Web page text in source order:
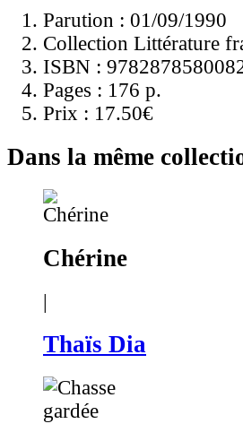
Parution : 01/09/1990
Collection Littérature
ISBN :
Pages : 176 p.
Prix : 17.50€
Dans la même
Chérine
|
Thaïs Dia